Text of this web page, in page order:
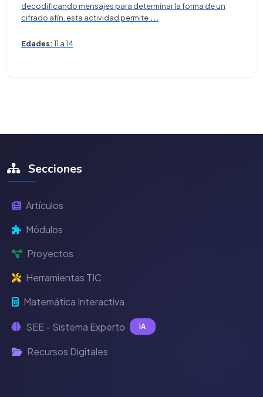
decodificando mensajes para determinar la forma de un
cifrado afín. esta actividad permite ...
Edades:11 a 14
Secciones
Artículos
Módulos
Proyectos
Herramientas TIC
Matemática Interactiva
SEE - Sistema Experto IA
Recursos Digitales